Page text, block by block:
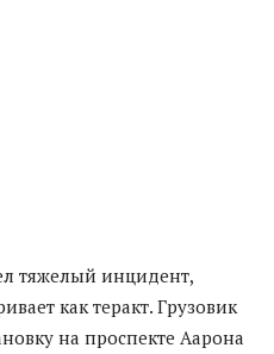
тяжелый инцидент,
как теракт. Грузовик
на проспекте Аарона